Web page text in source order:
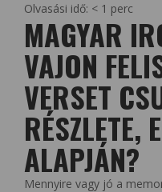
Olvasási idő: < 1 perc
MAGYAR
VAJON
VERSET
RÉSZLETE,
ALAPJÁN?
Mennyire vagy jó a